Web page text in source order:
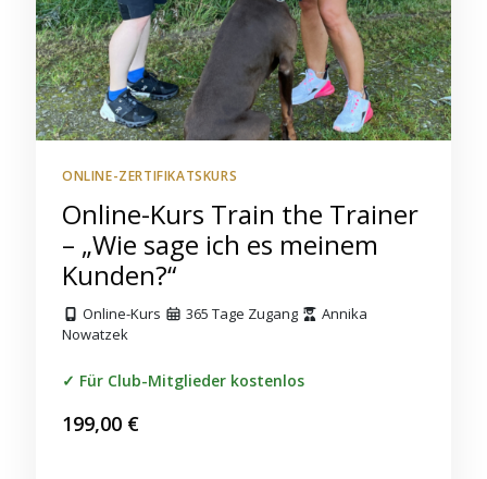
ONLINE-ZERTIFIKATSKURS
Online-Kurs Train the Trainer
– „Wie sage ich es meinem
Kunden?“
Online-Kurs 365 Tage Zugang
Annika
Nowatzek
Für Club-Mitglieder kostenlos
199,00 €